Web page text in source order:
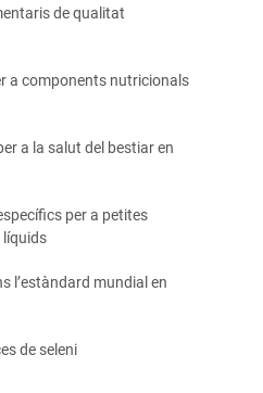
de qualitat
a components nutricionals
a la salut del bestiar en
per a petites
líquids
l’estàndard mundial en
de seleni